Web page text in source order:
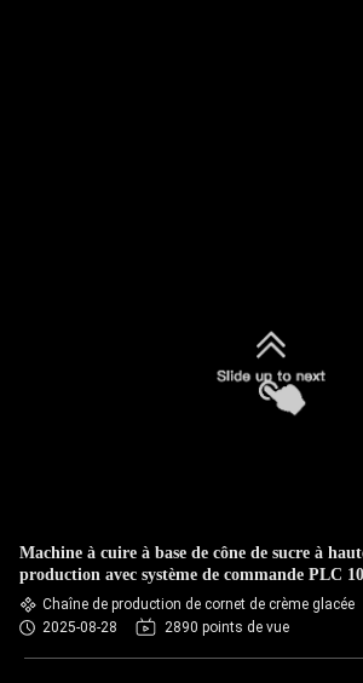
Machine à cuire à base de cône de sucre à
production avec système de commande PLC
pièces/heure
Chaîne de production de cornet de crème glacée
2025-08-28
2890 points de vue